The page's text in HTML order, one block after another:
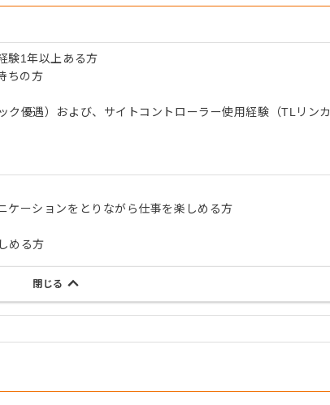
験1年以上ある方
ちの方
優遇）および、サイトコントローラー使用経験（TLリンカ
ケーションをとりながら仕事を楽しめる方
める方
閉じる